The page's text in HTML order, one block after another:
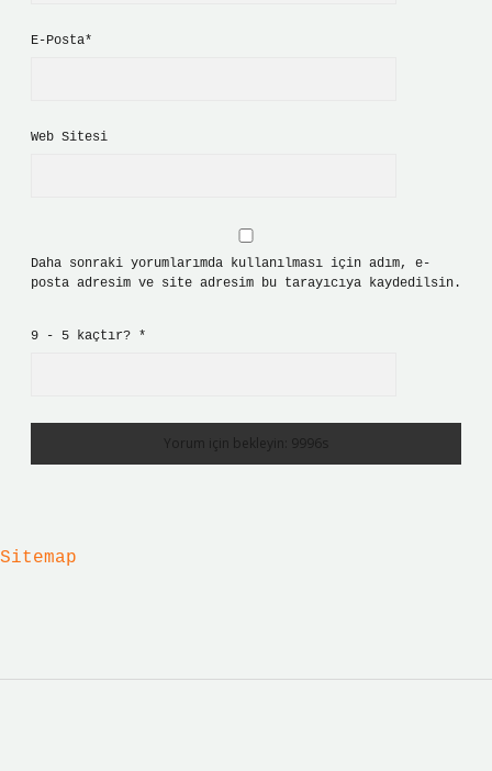
E-Posta*
Web Sitesi
Daha sonraki yorumlarımda kullanılması için adım, e-
posta adresim ve site adresim bu tarayıcıya kaydedilsin.
9 - 5 kaçtır? *
Sitemap